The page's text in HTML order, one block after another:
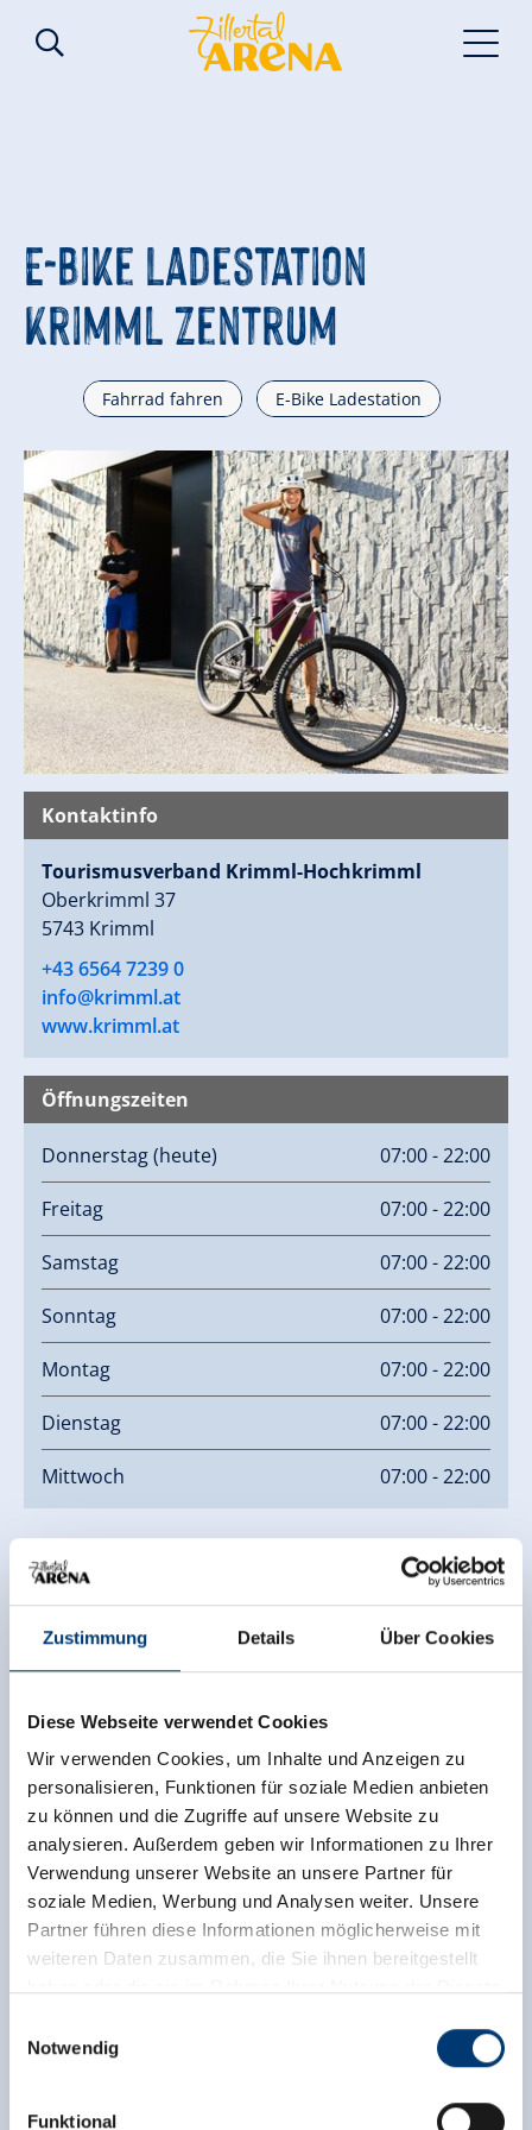
Zustimmung Details Über Cookies
Diese Webseite verwendet Cookies
Wir verwenden Cookies, um Inhalte und Anzeigen zu
personalisieren, Funktionen für soziale Medien anbieten
zu können und die Zugriffe auf unsere Website zu
analysieren. Außerdem geben wir Informationen zu Ihrer
Verwendung unserer Website an unsere Partner für
soziale Medien, Werbung und Analysen weiter. Unsere
Partner führen diese Informationen möglicherweise mit
weiteren Daten zusammen, die Sie ihnen bereitgestellt
Notwendig
Funktional
E-Bike Ladestation
Krimml Zentrum
Fahrrad fahren E-Bike Ladestation
Kontaktinfo
Tourismusverband Krimml-Hochkrimml
Oberkrimml 37
5743 Krimml
+43 6564 7239 0
info@krimml.at
www.krimml.at
Öffnungszeiten
Donnerstag(heute) 07:00 - 22:00
Freitag 07:00 - 22:00
Samstag 07:00 - 22:00
Sonntag 07:00 - 22:00
Montag 07:00 - 22:00
Dienstag 07:00 - 22:00
Mittwoch 07:00 - 22:00